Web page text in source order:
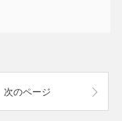
次のページ